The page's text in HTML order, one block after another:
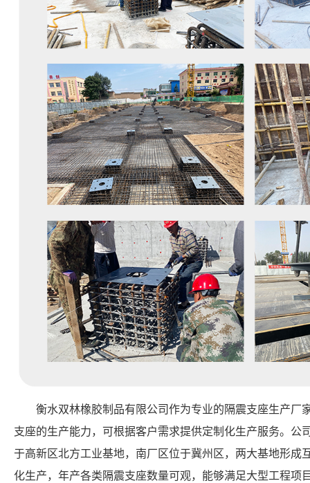
衡水双林橡胶制品有限公司作为专业的隔震支座生产厂
支座的生产能力，可根据客户需求提供定制化生产服务。公
于高新区北方工业基地，南厂区位于冀州区，两大基地形成
化生产，年产各类隔震支座数量可观，能够满足大型工程项